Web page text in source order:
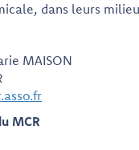
dans leurs
MAISON
MCR